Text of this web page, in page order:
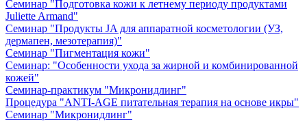
Семинар "Подготовка кожи к летнему периоду продуктами
Juliette Armand"
Семинар "Продукты JA для аппаратной косметологии (УЗ,
дермапен, мезотерапия)"
Семинар "Пигментация кожи"
Семинар: "Особенности ухода за жирной и комбинированной
кожей"
Семинар-практикум "Микронидлинг"
Процедура "ANTI-AGE питательная терапия на основе икры"
Семинар "Микронидлинг"